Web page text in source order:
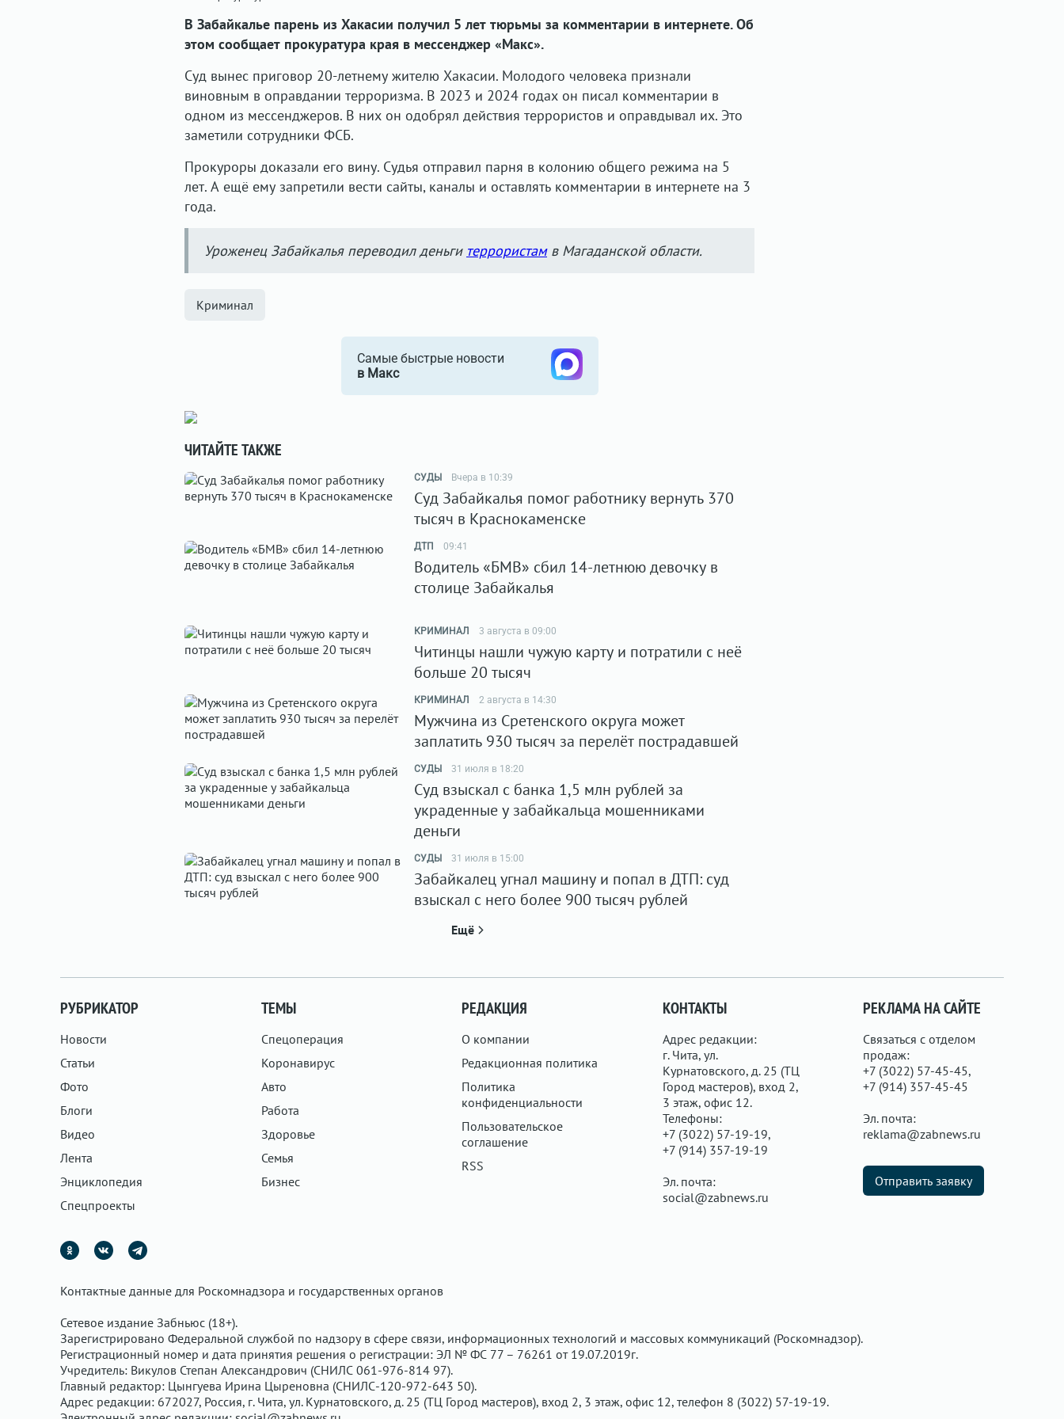
В Забайкалье парень из Хакасии получил 5 лет тюрьмы за комментарии в интернете. Об
этом сообщает прокуратура края в мессенджер «Макс».
Суд вынес приговор 20-летнему жителю Хакасии. Молодого человека признали
виновным в оправдании терроризма. В 2023 и 2024 годах он писал комментарии в
одном из мессенджеров. В них он одобрял действия террористов и оправдывал их. Это
заметили сотрудники ФСБ.
Прокуроры доказали его вину. Судья отправил парня в колонию общего режима на 5
лет. А ещё ему запретили вести сайты, каналы и оставлять комментарии в интернете на 3
года.
Уроженец Забайкалья переводил деньги террористамв Магаданской области.
Криминал
Самые быстрые новости
в Макс
ЧИТАЙТЕ ТАКЖЕ
СУДЫ Вчера в 10:39
Суд Забайкалья помог работнику вернуть 370
тысяч в Краснокаменске
ДТП 09:41
Водитель «БМВ» сбил 14-летнюю девочку в
столице Забайкалья
КРИМИНАЛ 3 августа в 09:00
Читинцы нашли чужую карту и потратили с неё
больше 20 тысяч
КРИМИНАЛ 2 августа в 14:30
Мужчина из Сретенского округа может
заплатить 930 тысяч за перелёт пострадавшей
СУДЫ 31 июля в 18:20
Суд взыскал с банка 1,5 млн рублей за
украденные у забайкальца мошенниками
деньги
СУДЫ 31 июля в 15:00
Забайкалец угнал машину и попал в ДТП: суд
взыскал с него более 900 тысяч рублей
Ещё
РУБРИКАТОР
Новости
Статьи
Фото
Блоги
Видео
Лента
Энциклопедия
Спецпроекты
ТЕМЫ
Спецоперация
Коронавирус
Авто
Работа
Здоровье
Семья
Бизнес
РЕДАКЦИЯ
О компании
Редакционная политика
Политика
конфиденциальности
Пользовательское
соглашение
RSS
КОНТАКТЫ
Адрес редакции:
г. Чита, ул.
Курнатовского, д. 25 (ТЦ
Город мастеров), вход 2,
3 этаж, офис 12.
Телефоны:
+7 (3022) 57-19-19,
+7 (914) 357-19-19
Эл. почта:
social@zabnews.ru
РЕКЛАМА НА САЙТЕ
Связаться с отделом
продаж:
+7 (3022) 57-45-45,
+7 (914) 357-45-45
Эл. почта:
reklama@zabnews.ru
Отправить заявку
Контактные данные для Роскомнадзора и государственных органов
Сетевое издание Забньюс (18+).
Зарегистрировано Федеральной службой по надзору в сфере связи, информационных технологий и массовых коммуникаций (Роскомнадзор).
Регистрационный номер и дата принятия решения о регистрации: ЭЛ № ФС 77 – 76261 от 19.07.2019г.
Учредитель: Викулов Степан Александрович (СНИЛС 061-976-814 97).
Главный редактор: Цынгуева Ирина Цыреновна (СНИЛС-120-972-643 50).
Адрес редакции: 672027, Россия, г. Чита, ул. Курнатовского, д. 25 (ТЦ Город мастеров), вход 2, 3 этаж, офис 12, телефон 8 (3022) 57-19-19.